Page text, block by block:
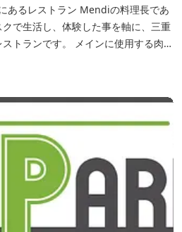
あるレストラン Mendiの料理長であ
で生活し、体験した事を軸に、三重
トランです。 メインに使用する肉は
のぎゅう)。風光明媚な世界遺産の
りとわずかな生産量の希少な黒毛...